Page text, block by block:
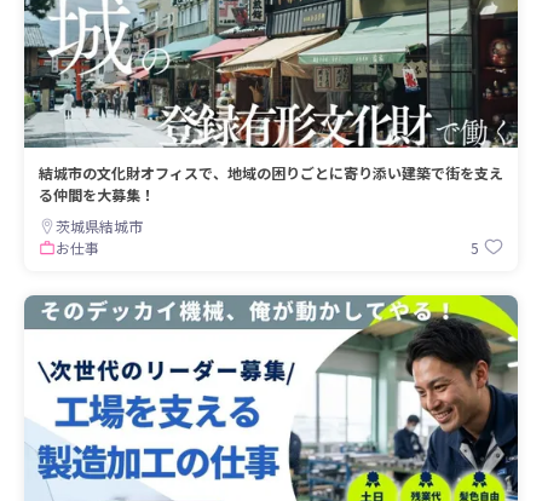
結城市の文化財オフィスで、地域の困りごとに寄り添い建築で街を支え
る仲間を大募集！
茨城県結城市
お仕事
5